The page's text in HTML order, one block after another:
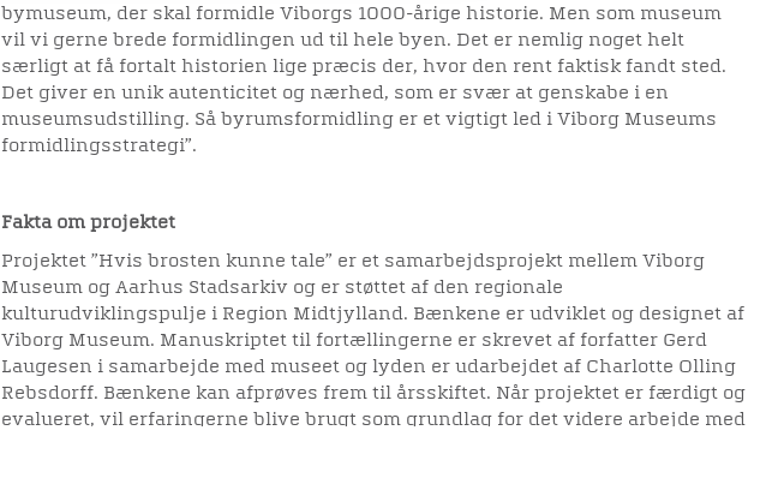
bymuseum, der skal formidle Viborgs 1000-årige historie. Men som museum
vil vi gerne brede formidlingen ud til hele byen. Det er nemlig noget helt
særligt at få fortalt historien lige præcis der, hvor den rent faktisk fandt sted.
Det giver en unik autenticitet og nærhed, som er svær at genskabe i en
museumsudstilling. Så byrumsformidling er et vigtigt led i Viborg Museums
formidlingsstrategi”.
Fakta om projektet
Projektet ”Hvis brosten kunne tale” er et samarbejdsprojekt mellem Viborg
Museum og Aarhus Stadsarkiv og er støttet af den regionale
kulturudviklingspulje i Region Midtjylland. Bænkene er udviklet og designet af
Viborg Museum. Manuskriptet til fortællingerne er skrevet af forfatter Gerd
Laugesen i samarbejde med museet og lyden er udarbejdet af Charlotte Olling
Rebsdorff. Bænkene kan afprøves frem til årsskiftet. Når projektet er færdigt og
evalueret, vil erfaringerne blive brugt som grundlag for det videre arbejde med